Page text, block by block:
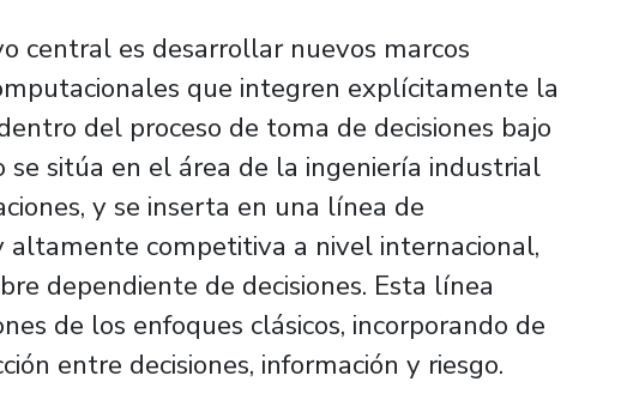
central es desarrollar nuevos marcos
que integren explícitamente la
del proceso de toma de decisiones bajo
sitúa en el área de la ingeniería industrial
y se inserta en una línea de
altamente competitiva a nivel internacional,
dependiente de decisiones. Esta línea
de los enfoques clásicos, incorporando de
entre decisiones, información y riesgo.